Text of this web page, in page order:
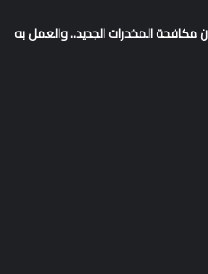
مكافحة المخدرات الجديد.. والعمل به